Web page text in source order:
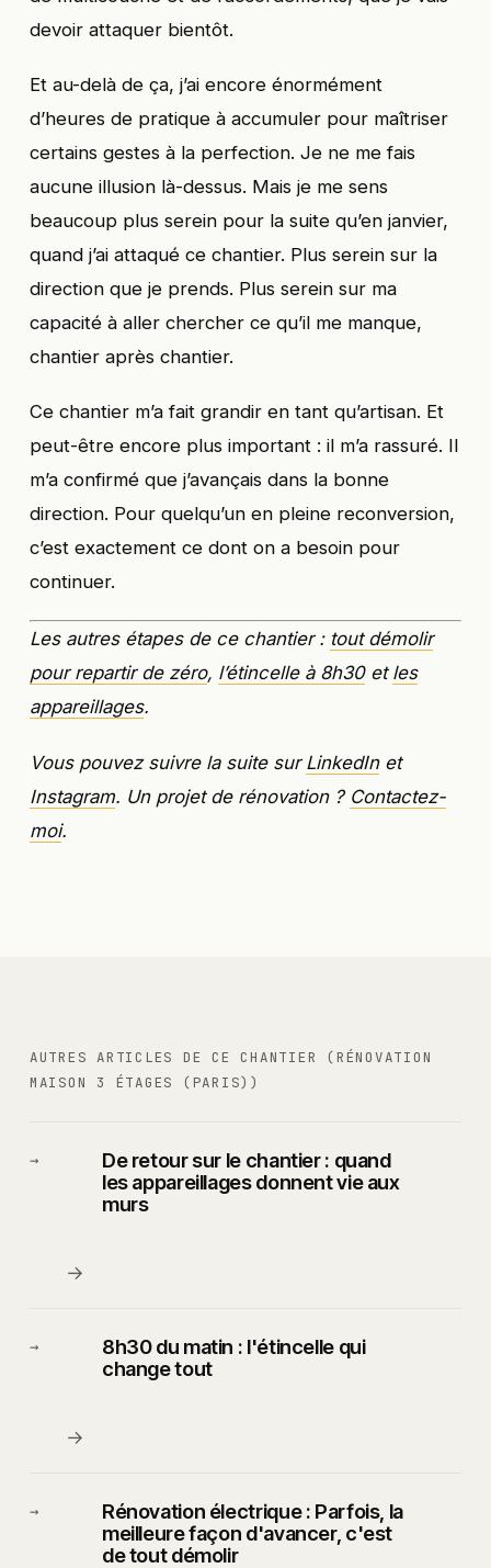
devoir attaquer bientôt.
Et au-delà de ça, j’ai encore énormément
d’heures de pratique à accumuler pour maîtriser
certains gestes à la perfection. Je ne me fais
aucune illusion là-dessus. Mais je me sens
beaucoup plus serein pour la suite qu’en janvier,
quand j’ai attaqué ce chantier. Plus serein sur la
direction que je prends. Plus serein sur ma
capacité à aller chercher ce qu’il me manque,
chantier après chantier.
Ce chantier m’a fait grandir en tant qu’artisan. Et
peut-être encore plus important : il m’a rassuré. Il
m’a confirmé que j’avançais dans la bonne
direction. Pour quelqu’un en pleine reconversion,
c’est exactement ce dont on a besoin pour
continuer.
Les autres étapes de ce chantier : tout démolir
pour repartir de zéro, l’étincelle à 8h30et les
appareillages.
Vous pouvez suivre la suite sur LinkedInet
Instagram. Un projet de rénovation ? Contactez-
moi.
AUTRES ARTICLES DE CE CHANTIER (RÉNOVATION
MAISON 3 ÉTAGES (PARIS))
→
De retour sur le chantier : quand
les appareillages donnent vie aux
murs
→
→
8h30 du matin : l'étincelle qui
change tout
→
→
Rénovation électrique : Parfois, la
meilleure façon d'avancer, c'est
de tout démolir